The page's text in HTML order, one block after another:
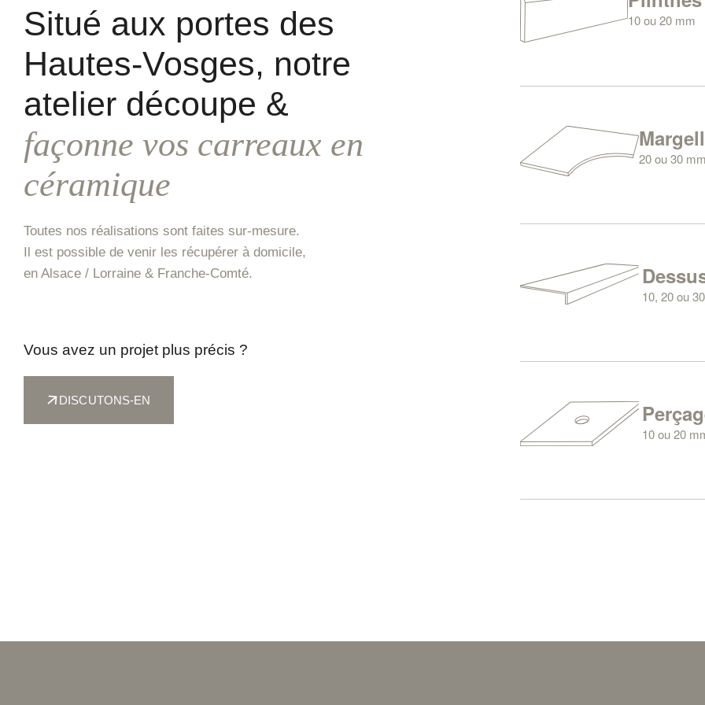
Situé aux portes des
Hautes-Vosges, notre
atelier découpe &
façonne vos carreaux en
céramique
Toutes nos réalisations sont faites sur-mesure.
Il est possible de venir les récupérer à domicile,
en Alsace / Lorraine & Franche-Comté.
Vous avez un projet plus précis ?
DISCUTONS-EN
10 ou 20 mm
20 ou 30 mm
10, 20 ou
10 ou 20